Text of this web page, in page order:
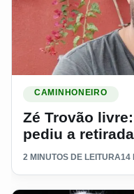
CAMINHONEIRO
Zé Trovão
pediu a
2 MINUTOS DE LEITURA14